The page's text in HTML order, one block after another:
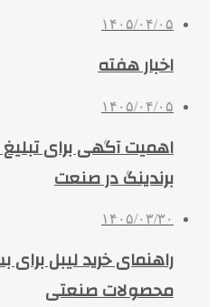
۱۴۰۵/۰۴/۰۵
اخبار هفته
۱۴۰۵/۰۴/۰۵
اهمیت آگهی برای
برندینگ در صنعت
۱۴۰۵/۰۳/۳۰
راهنمای خرید لیبل
محصولات صنعتی